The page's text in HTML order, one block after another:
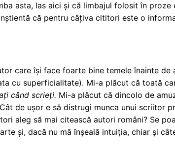
asta, las aici și că limbajul folosit în proze
că pentru câțiva cititori este o
care își face foarte bine temele înainte de
cu superficialitate). Mi-a plăcut că toată
când scrieți. Mi-a plăcut că dincolo de
de ușor e să distrugi munca unui scriitor
aleg să mai citească autori români? Se
și, dacă nu mă înșeală intuiția, chiar și